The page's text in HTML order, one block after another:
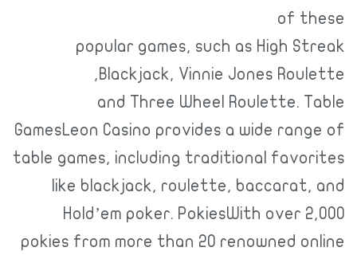
of
popular games, such as High
Blackjack, Vinnie Jones
and Three Wheel Roulette.
GamesLeon Casino provides a wide
table games, including traditional
like blackjack, roulette,
Hold’em poker. PokiesWith
pokies from more than 20 renowned